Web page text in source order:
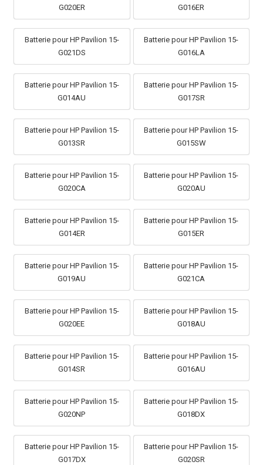
G020ER
G016ER
Batterie pour HP Pavilion 15-
G021DS
Batterie pour HP Pavilion 15-
G016LA
Batterie pour HP Pavilion 15-
G014AU
Batterie pour HP Pavilion 15-
G017SR
Batterie pour HP Pavilion 15-
G013SR
Batterie pour HP Pavilion 15-
G015SW
Batterie pour HP Pavilion 15-
G020CA
Batterie pour HP Pavilion 15-
G020AU
Batterie pour HP Pavilion 15-
G014ER
Batterie pour HP Pavilion 15-
G015ER
Batterie pour HP Pavilion 15-
G019AU
Batterie pour HP Pavilion 15-
G021CA
Batterie pour HP Pavilion 15-
G020EE
Batterie pour HP Pavilion 15-
G018AU
Batterie pour HP Pavilion 15-
G014SR
Batterie pour HP Pavilion 15-
G016AU
Batterie pour HP Pavilion 15-
G020NP
Batterie pour HP Pavilion 15-
G018DX
Batterie pour HP Pavilion 15-
G017DX
Batterie pour HP Pavilion 15-
G020SR